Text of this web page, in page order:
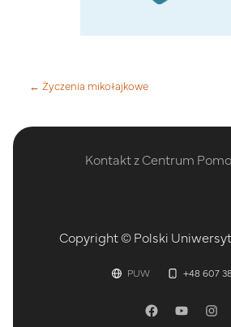
← Życzenia mikołajkowe
Kontakt z Centrum
Copyright © Polski
PUW +48 607